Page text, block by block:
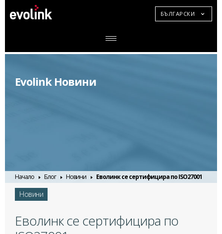
БЪЛГАРСКИ
Evolink Новини
Начало Блог Новини Еволинк се сертифицира по ISO27001
Новини
Еволинк се сертифицира по